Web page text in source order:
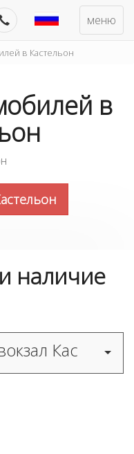
меню
в Кастельон
в
наличие
Кас